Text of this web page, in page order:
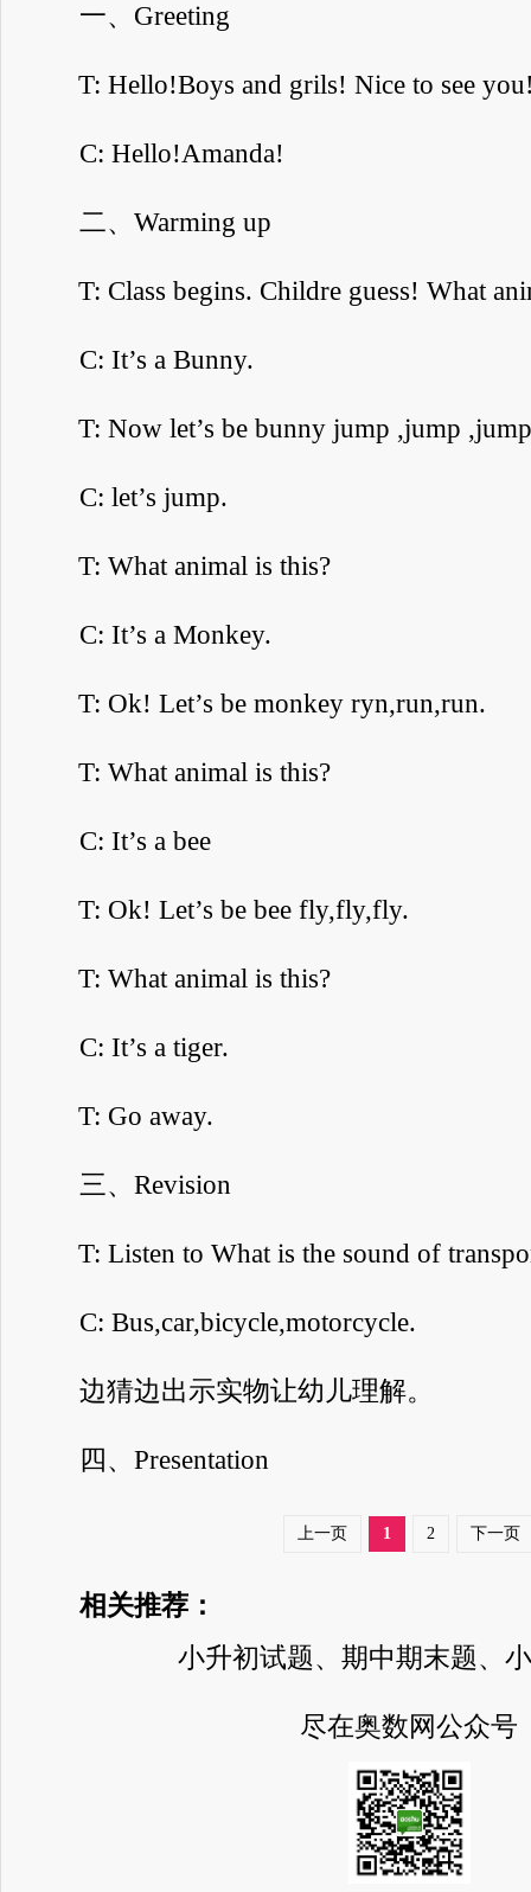
一、Greeting
T: Hello!Boys and grils! Nice to see
C: Hello!Amanda!
二、Warming up
T: Class begins. Childre guess! What
C: It’s a Bunny.
T: Now let’s be bunny jump ,jump
C: let’s jump.
T: What animal is this?
C: It’s a Monkey.
T: Ok! Let’s be monkey ryn,run,run.
T: What animal is this?
C: It’s a bee
T: Ok! Let’s be bee fly,fly,fly.
T: What animal is this?
C: It’s a tiger.
T: Go away.
三、Revision
T: Listen to What is the sound of
C: Bus,car,bicycle,motorcycle.
边猜边出示实物让幼儿理解。
四、Presentation
上一页 1 2 下一页
相关推荐：
小升初试题、期中期末题、
尽在奥数网公众号